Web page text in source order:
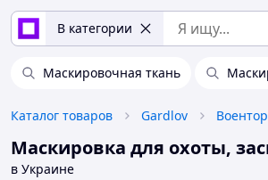
В категории
Маскировочная ткань
Каталог товаров Gardlov
Маскировка для охоты,
в Украине